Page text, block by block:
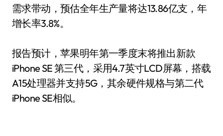
需求带动，预估全年生产量将达13.86亿支，年
增长率3.8%。
报告预计，苹果明年第一季度末将推出新款
iPhone SE 第三代，采用4.7英寸LCD屏幕，搭载
A15处理器并支持5G，其余硬件规格与第二代
iPhone SE相似。